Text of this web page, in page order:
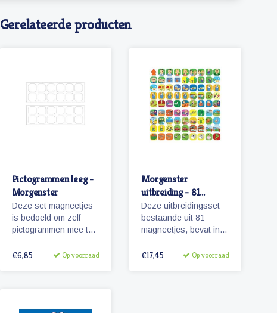
Gerelateerde producten
Pictogrammen leeg -
Morgenster
Deze set magneetjes
is bedoeld om zelf
pictogrammen mee te
hebben dezelfde
€6,85 Op voorraad
Morgenster
uitbreiding - 81
pictogrammen
Deze uitbreidingsset
bestaande uit 81
magneetjes, bevat in
basisset Morgenster,
€17,45 Op voorraad